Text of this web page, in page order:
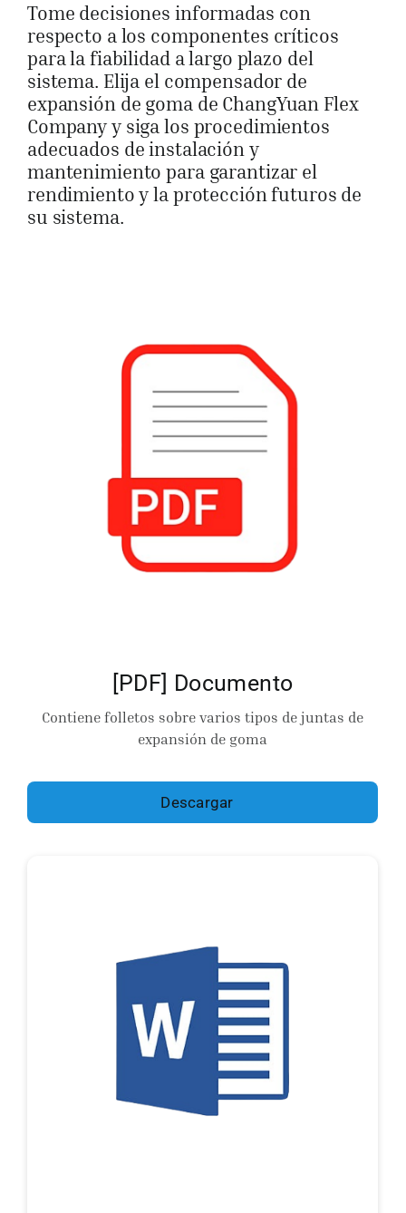
Tome decisiones informadas con
respecto a los componentes críticos
para la fiabilidad a largo plazo del
sistema. Elija el compensador de
expansión de goma de ChangYuan Flex
Company y siga los procedimientos
adecuados de instalación y
mantenimiento para garantizar el
rendimiento y la protección futuros de
su sistema.
[PDF] Documento
Contiene folletos sobre varios tipos de juntas de
expansión de goma
Descargar